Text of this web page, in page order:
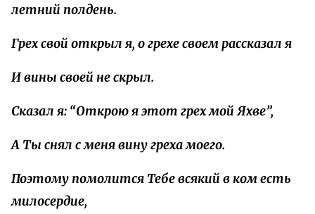
летний полдень.
Грех свой открыл я, огрехесвоемрассказал я
И вины своей не скрыл.
Сказал я: “Открою я этот грехмой Яхве”,
А Ты снял с менявинугрехамоего.
Поэтому помолится Тебе всякий вкоместь
милосердие,